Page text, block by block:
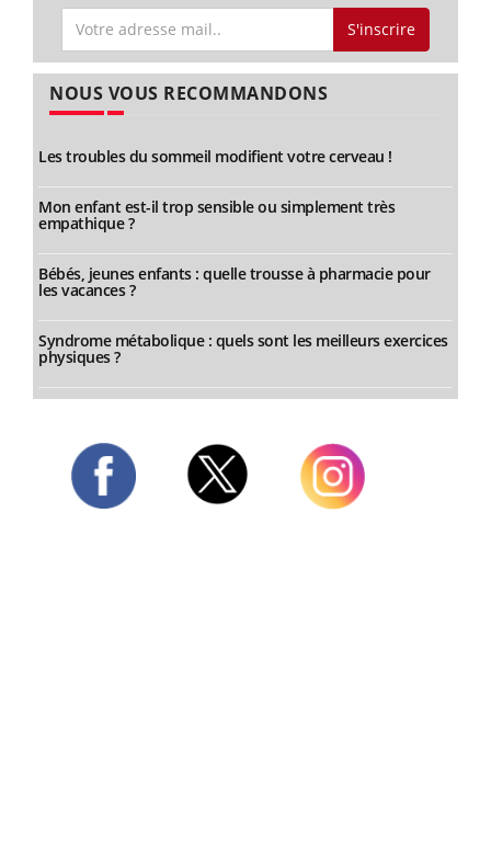
S'inscrire
NOUS VOUS RECOMMANDONS
Les troubles du sommeil modifient votre cerveau !
Mon enfant est-il trop sensible ou simplement très
empathique ?
Bébés, jeunes enfants : quelle trousse à pharmacie pour
les vacances ?
Syndrome métabolique : quels sont les meilleurs exercices
physiques ?